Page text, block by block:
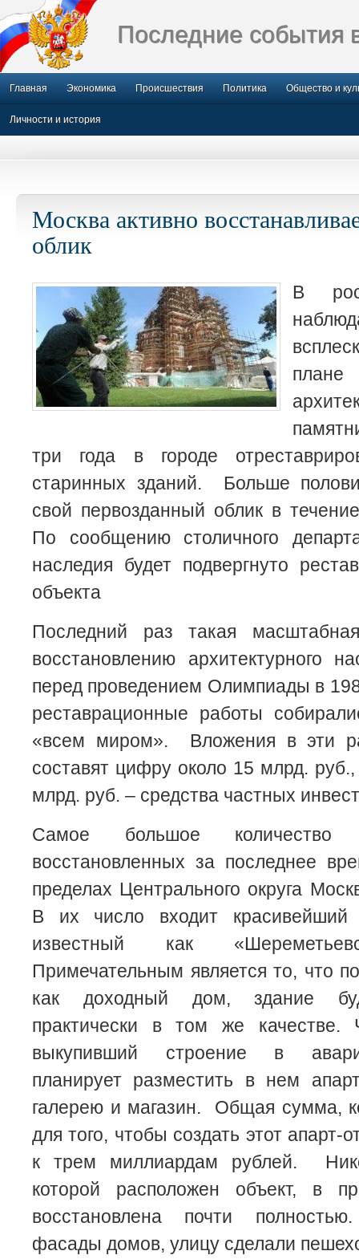
Последние события
Главная Экономика Происшествия Политика Общество и
Личности и история
Москва активно
облик
В
плане
три года в городе
старинных зданий. Больше
свой первозданный облик в
По сообщению столичного
наследия будет подвергнуто
объекта
Последний раз такая
восстановлению архитектурного
перед проведением Олимпиады в
реставрационные работы
«всем миром». Вложения в эти
составят цифру около 15 млрд.
млрд. руб. – средства частных
Самое большое количество
восстановленных за последнее
пределах Центрального округа
В их число входит красивейший
известный как
Примечательным является то, что
как доходный дом, здание
практически в том же качестве.
выкупивший строение в
планирует разместить в нем
галерею и магазин. Общая сумма,
для того, чтобы создать этот апарт-
к трем миллиардам рублей.
которой расположен объект, в
восстановлена почти
фасады домов, улицу сделали